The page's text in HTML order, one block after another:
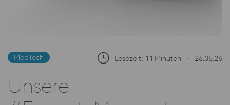
MedTech Lesezeit: 11 Minuten ∙ 26.05.26
Unsere